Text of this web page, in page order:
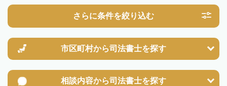
さらに条件を絞り込む
市区町村から司法書士を探す
相談内容から司法書士を探す